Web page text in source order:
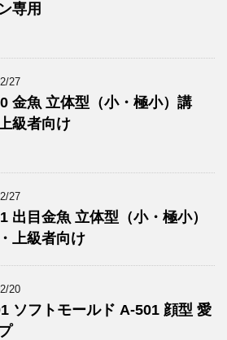
専用
27
金魚 立体型（小・極小）講
級者向け
27
出目金魚 立体型（小・極小）
上級者向け
20
ソフトモールド A-501 顔型 愛